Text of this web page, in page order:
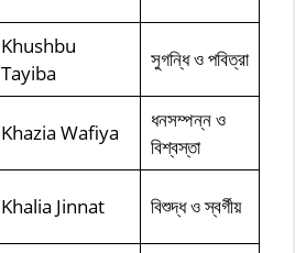
Khushbu
Tayiba
সুগন্ধি ও পবিত্রা
Khazia Wafiya
ধনসম্পন্ন ও
বিশ্বস্তা
Khalia Jinnat বিশুদ্ধ ও স্বর্গীয়